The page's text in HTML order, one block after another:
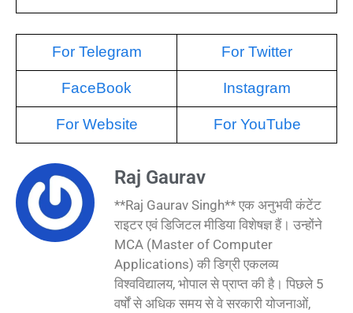
For Telegram For Twitter
FaceBook Instagram
For Website For YouTube
Raj Gaurav
**Raj Gaurav Singh** एक अनुभवी कंटेंट
राइटर एवं डिजिटल मीडिया विशेषज्ञ हैं। उन्होंने
MCA (Master of Computer
Applications) की डिग्री एकलव्य
विश्वविद्यालय, भोपाल से प्राप्त की है। पिछले 5
वर्षों से अधिक समय से वे सरकारी योजनाओं,